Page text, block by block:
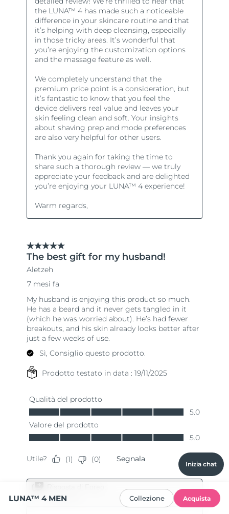
Inizia chat
LUNA™ 4 MEN Collezione Acquista